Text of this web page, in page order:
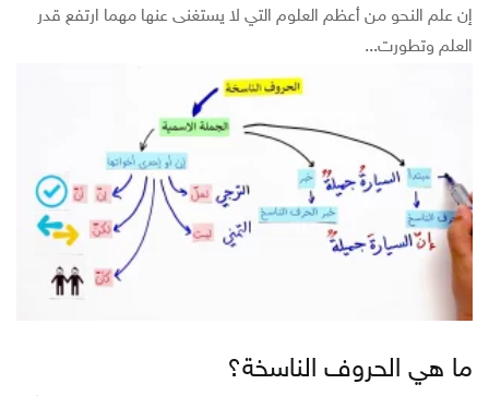
إن علم النحو من أعظم العلوم التي لا يستغنى عنها مهما ارتفع قدر
العلم وتطورت...
ما هي الحروف الناسخة؟